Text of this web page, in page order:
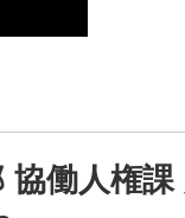
協働人権